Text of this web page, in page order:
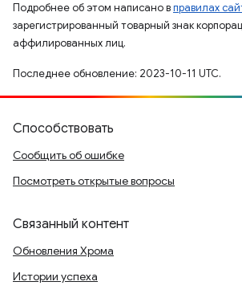
Подробнее об этом написано вправилах
зарегистрированный товарный знак
аффилированных лиц.
Последнее обновление: 2023-10-11 UTC.
Способствовать
Сообщить об ошибке
Посмотреть открытые вопросы
Связанный контент
Обновления Хрома
Истории успеха